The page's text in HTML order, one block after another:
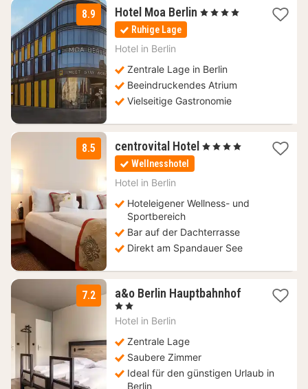
8.9 Hotel Moa Berlin 2
, 4 Sterne
Ruhige Lage
Hotel in Berlin
Zentrale Lage in Berlin
Beeindruckendes Atrium
Vielseitige Gastronomie
8.5 centrovital Hotel 1
, 4 Sterne
Wellnesshotel
Hotel in Berlin
Hoteleigener Wellness- und
Sportbereich
Bar auf der Dachterrasse
Direkt am Spandauer See
7.2 a&o Berlin Hauptbahnhof2
, 2 Sterne
Hotel in Berlin
Zentrale Lage
Saubere Zimmer
Ideal für den günstigen Urlaub in
Berlin